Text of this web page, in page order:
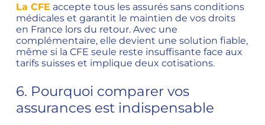
La CFE accepte tous les assurés sans conditions
médicales et garantit le maintien de vos droits
en France lors du retour. Avec une
complémentaire, elle devient une solution fiable,
même si la CFE seule reste insuffisante face aux
tarifs suisses et implique deux cotisations.
6. Pourquoi comparer vos
assurances est indispensable